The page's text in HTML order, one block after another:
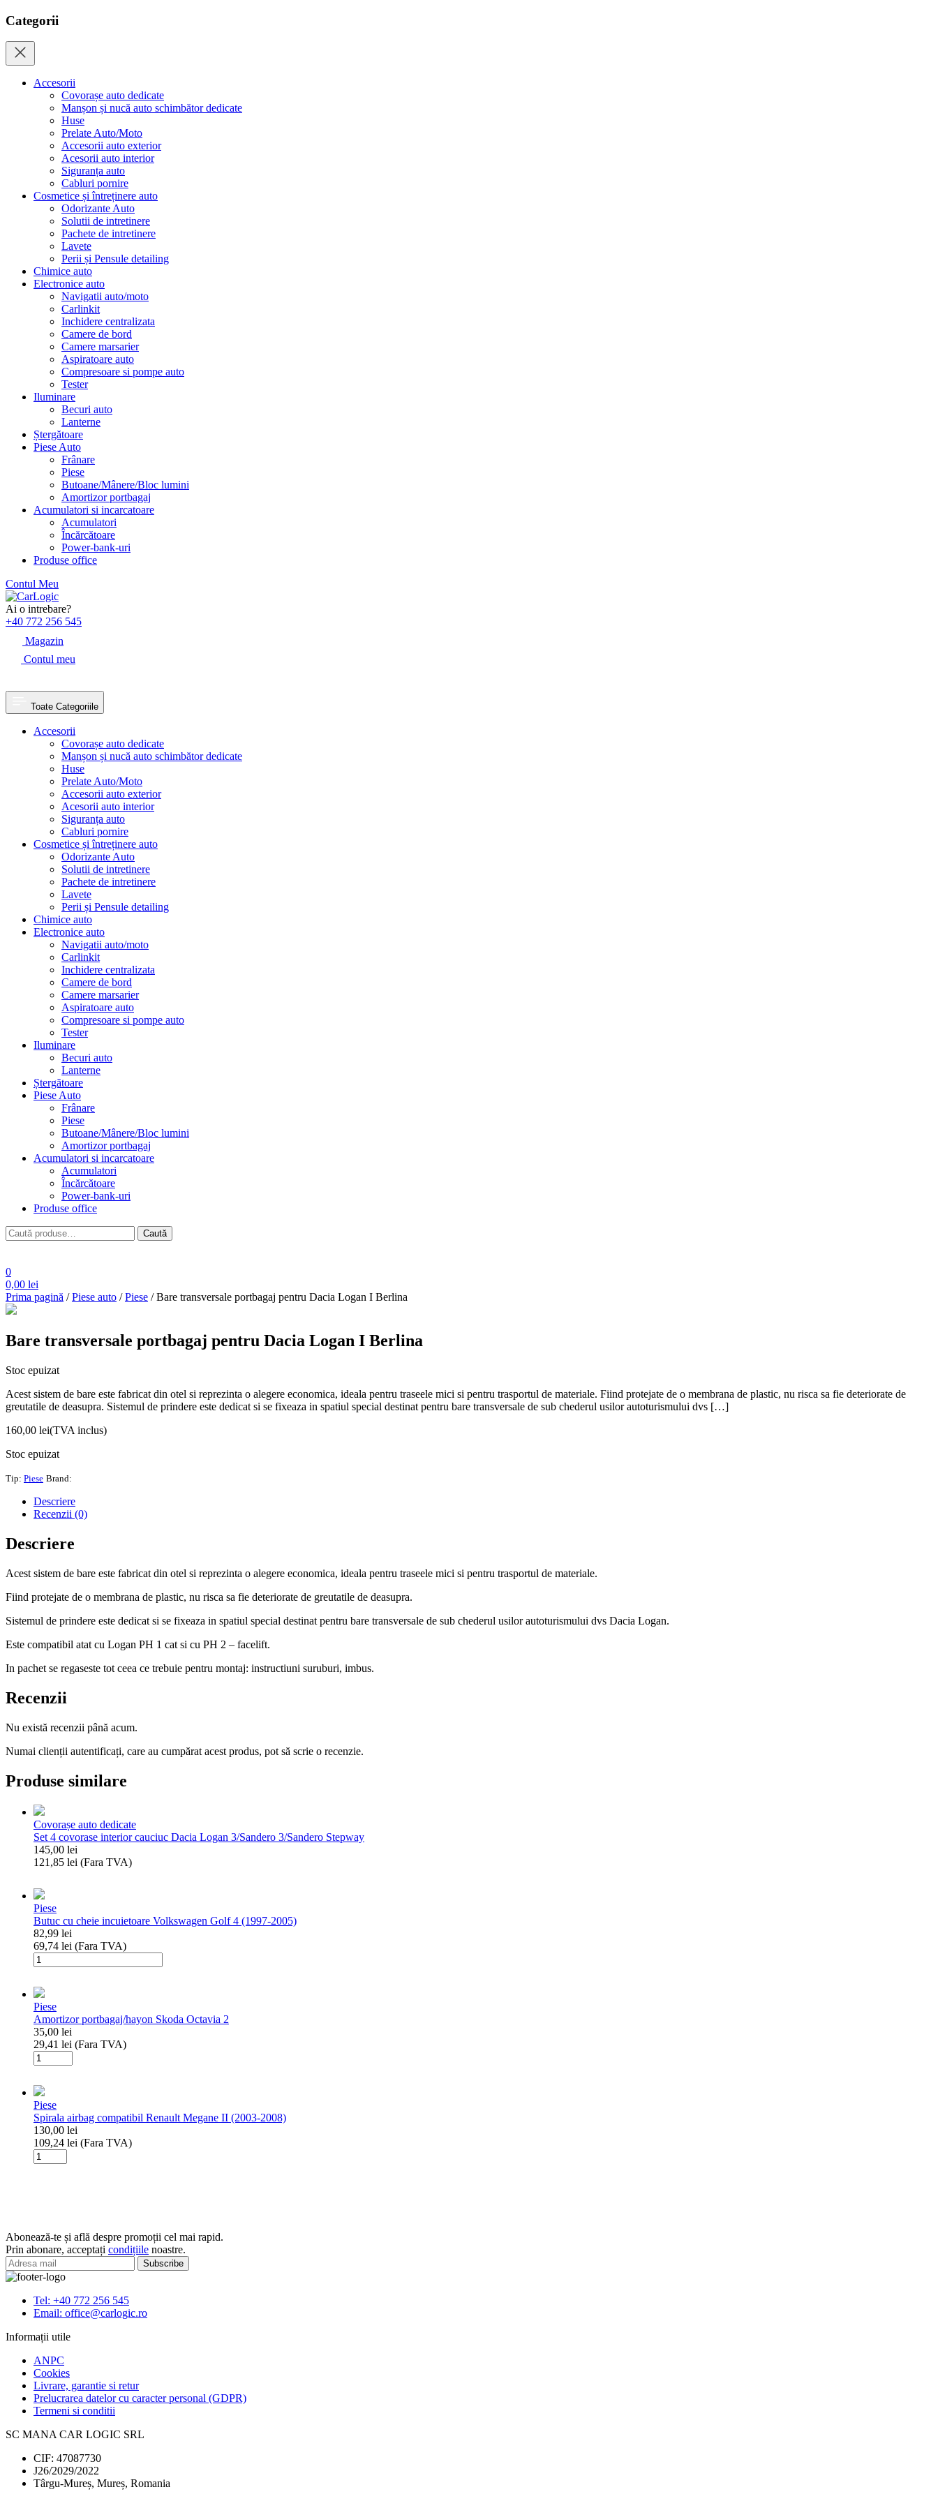
Categorii
Accesorii
Covorașe auto dedicate
Manșon și nucă auto schimbător dedicate
Huse
Prelate Auto/Moto
Accesorii auto exterior
Acesorii auto interior
Siguranța auto
Cabluri pornire
Cosmetice și întreținere auto
Odorizante Auto
Solutii de intretinere
Pachete de intretinere
Lavete
Perii și Pensule detailing
Chimice auto
Electronice auto
Navigatii auto/moto
Carlinkit
Inchidere centralizata
Camere de bord
Camere marsarier
Aspiratoare auto
Compresoare si pompe auto
Tester
Iluminare
Becuri auto
Lanterne
Ștergătoare
Piese Auto
Frânare
Piese
Butoane/Mânere/Bloc lumini
Amortizor portbagaj
Acumulatori si incarcatoare
Acumulatori
Încărcătoare
Power-bank-uri
Produse office
Contul Meu
Skip
to
content
Ai o intrebare?
+40 772 256 545
Magazin
Contul meu
Toate Categoriile
Accesorii
Covorașe auto dedicate
Manșon și nucă auto schimbător dedicate
Huse
Prelate Auto/Moto
Accesorii auto exterior
Acesorii auto interior
Siguranța auto
Cabluri pornire
Cosmetice și întreținere auto
Odorizante Auto
Solutii de intretinere
Pachete de intretinere
Lavete
Perii și Pensule detailing
Chimice auto
Electronice auto
Navigatii auto/moto
Carlinkit
Inchidere centralizata
Camere de bord
Camere marsarier
Aspiratoare auto
Compresoare si pompe auto
Tester
Iluminare
Becuri auto
Lanterne
Ștergătoare
Piese Auto
Frânare
Piese
Butoane/Mânere/Bloc lumini
Amortizor portbagaj
Acumulatori si incarcatoare
Acumulatori
Încărcătoare
Power-bank-uri
Produse office
Caută
după:
Caută
0
0,00 lei
Prima pagină /Piese auto /Piese / Bare transversale portbagaj pentru Dacia Logan I Berlina
Bare transversale portbagaj pentru Dacia Logan I Berlina
Stoc epuizat
Acest sistem de bare este fabricat din otel si reprezinta o alegere economica, ideala pentru traseele mici si pentru trasportul de materiale. Fiind protejate de o membrana de plastic, nu risca sa fie deteriorate de
greutatile de deasupra. Sistemul de prindere este dedicat si se fixeaza in spatiul special destinat pentru bare transversale de sub chederul usilor autoturismului dvs […]
160,00 lei(TVA inclus)
Stoc epuizat
Tip: Piese Brand:
Descriere
Recenzii (0)
Descriere
Acest sistem de bare este fabricat din otel si reprezinta o alegere economica, ideala pentru traseele mici si pentru trasportul de materiale.
Fiind protejate de o membrana de plastic, nu risca sa fie deteriorate de greutatile de deasupra.
Sistemul de prindere este dedicat si se fixeaza in spatiul special destinat pentru bare transversale de sub chederul usilor autoturismului dvs Dacia Logan.
Este compatibil atat cu Logan PH 1 cat si cu PH 2 – facelift.
In pachet se regaseste tot ceea ce trebuie pentru montaj: instructiuni suruburi, imbus.
Recenzii
Nu există recenzii până acum.
Numai clienții autentificați, care au cumpărat acest produs, pot să scrie o recenzie.
Produse similare
Covorașe auto dedicate
Set 4 covorase interior cauciuc Dacia Logan 3/Sandero 3/Sandero Stepway
145,00 lei
121,85 lei (Fara TVA)
Set
4
covorase
interior
cauciuc
Dacia
Logan
3/Sandero
Stepway
Piese
Butuc cu cheie incuietoare Volkswagen Golf 4 (1997-2005)
82,99 lei
69,74 lei (Fara TVA)
Cantitate
Butuc
cheie
incuietoare
Volkswagen
Golf
4
(1997-
Piese
Amortizor portbagaj/hayon Skoda Octavia 2
35,00 lei
29,41 lei (Fara TVA)
Cantitate
Amortizor
Skoda
Octavia
2
Piese
Spirala airbag compatibil Renault Megane II (2003-2008)
130,00 lei
109,24 lei (Fara TVA)
Cantitate
Spirala
(2003-
2008)
Abonează-te și află despre promoții cel mai rapid.
Prin abonare, acceptați condițiile noastre.
Tel: +40 772 256 545
Email: office@carlogic.ro
Informații utile
ANPC
Cookies
Livrare, garantie si retur
Prelucrarea datelor cu caracter personal (GDPR)
Termeni si conditii
SC MANA CAR LOGIC SRL
CIF: 47087730
J26/2029/2022
Târgu-Mureș, Mureș, Romania